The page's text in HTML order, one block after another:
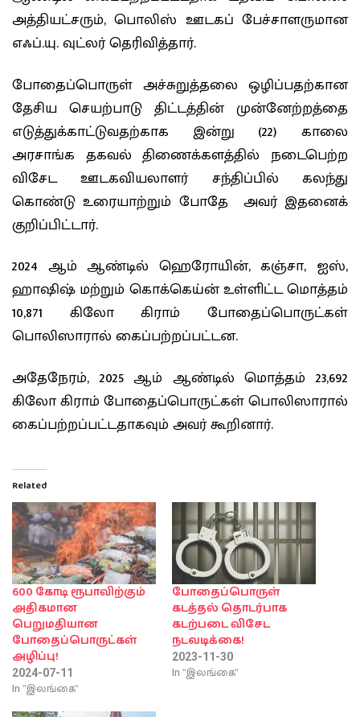
அத்தியட்சரும், பொலிஸ் ஊடகப் பேச்சாளருமான
எஃப்.யு. வுட்லர் தெரிவித்தார்.
போதைப்பொருள் அச்சுறுத்தலை ஒழிப்பதற்கான
தேசிய செயற்பாடு திட்டத்தின் முன்னேற்றத்தை
எடுத்துக்காட்டுவதற்காக இன்று (22) காலை
அரசாங்க தகவல் திணைக்களத்தில் நடைபெற்ற
விசேட ஊடகவியலாளர் சந்திப்பில் கலந்து
கொண்டு உரையாற்றும் போதே அவர் இதனைக்
குறிப்பிட்டார்.
2024 ஆம் ஆண்டில் ஹெரோயின், கஞ்சா, ஐஸ்,
ஹாஷிஷ் மற்றும் கொக்கெய்ன் உள்ளிட்ட மொத்தம்
10,871 கிலோ கிராம் போதைப்பொருட்கள்
பொலிஸாரால் கைப்பற்றப்பட்டன.
அதேநேரம், 2025 ஆம் ஆண்டில் மொத்தம் 23,692
கிலோ கிராம் போதைப்பொருட்கள் பொலிஸாரால்
கைப்பற்றப்பட்டதாகவும் அவர் கூறினார்.
Related
600 கோடி ரூபாவிற்கும்
அதிகமான
பெறுமதியான
போதைப்பொருட்கள்
அழிப்பு!
2024-07-11
In "இலங்கை"
போதைப்பொருள்
கடத்தல் தொடர்பாக
கடற்படை விசேட
நடவடிக்கை!
2023-11-30
In "இலங்கை"